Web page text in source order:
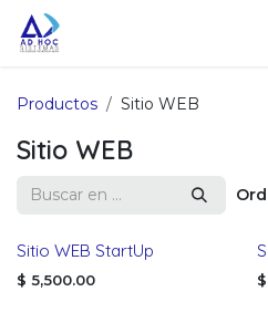
Ir al contenido
Productos Sitio WEB
Sitio WEB
Sitio WEB StartUp
$ 5,500.00 $